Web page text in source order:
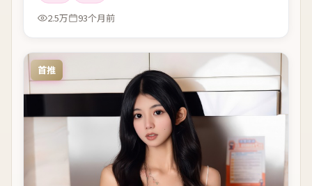
2.5万
93个月前
首推